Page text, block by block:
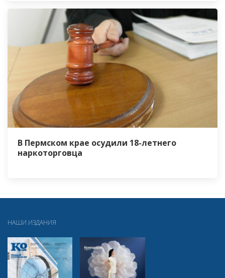
В Пермском крае осудили 18-летнего
наркоторговца
НАШИ ИЗДАНИЯ